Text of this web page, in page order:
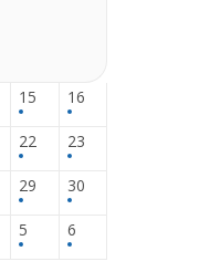
15 16
22 23
29 30
5 6